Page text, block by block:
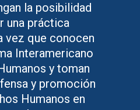
la posibilidad
una práctica
vez que conocen
Interamericano
y toman
y promoción
Humanos en